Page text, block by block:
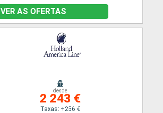
VER AS OFERTAS
desde
2 243 €
Taxas: +256 €